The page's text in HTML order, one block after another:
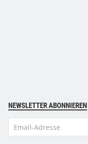
NEWSLETTER ABONNIEREN
Adresse